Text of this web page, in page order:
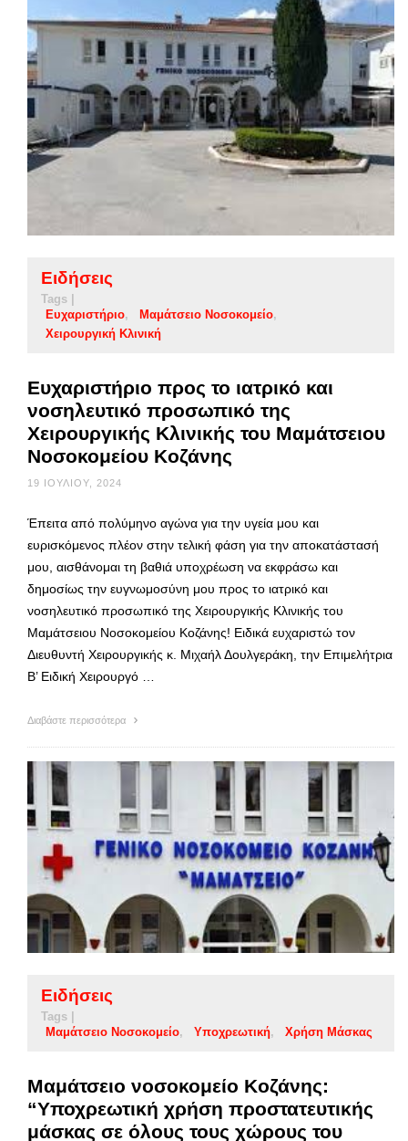
Ειδήσεις
Tags |
Ευχαριστήριο
Μαμάτσειο Νοσοκομείο
Χειρουργική Κλινική
Ευχαριστήριο προς το ιατρικό και
νοσηλευτικό προσωπικό της
Χειρουργικής Κλινικής του Μαμάτσειου
Νοσοκομείου Κοζάνης
19 ΙΟΥΛΊΟΥ, 2024
Έπειτα από πολύμηνο αγώνα για την υγεία μου και
ευρισκόμενος πλέον στην τελική φάση για την αποκατάστασή
μου, αισθάνομαι τη βαθιά υποχρέωση να εκφράσω και
δημοσίως την ευγνωμοσύνη μου προς το ιατρικό και
νοσηλευτικό προσωπικό της Χειρουργικής Κλινικής του
Μαμάτσειου Νοσοκομείου Κοζάνης! Ειδικά ευχαριστώ τον
Διευθυντή Χειρουργικής κ. Μιχαήλ Δουλγεράκη, την Επιμελήτρια
Β’ Ειδική Χειρουργό …
Διαβάστε περισσότερα
Ειδήσεις
Tags |
Μαμάτσειο Νοσοκομείο
Υποχρεωτική Χρήση Μάσκας
Μαμάτσειο νοσοκομείο Κοζάνης:
“Υποχρεωτική χρήση προστατευτικής
μάσκας σε όλους τους χώρους του